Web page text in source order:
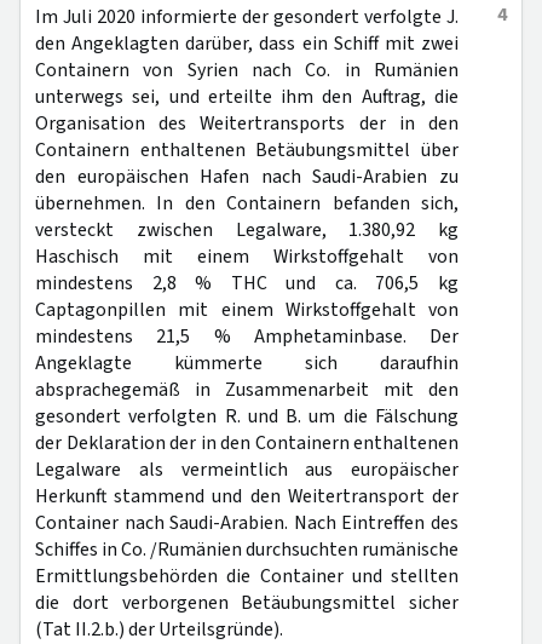
4
Im Juli 2020 informierte der gesondert verfolgte J.
den Angeklagten darüber, dass ein Schiff mit zwei
Containern von Syrien nach Co. in Rumänien
unterwegs sei, und erteilte ihm den Auftrag, die
Organisation des Weitertransports der in den
Containern enthaltenen Betäubungsmittel über
den europäischen Hafen nach Saudi-Arabien zu
übernehmen. In den Containern befanden sich,
versteckt zwischen Legalware, 1.380,92 kg
Haschisch mit einem Wirkstoffgehalt von
mindestens 2,8 % THC und ca. 706,5 kg
Captagonpillen mit einem Wirkstoffgehalt von
mindestens 21,5 % Amphetaminbase. Der
Angeklagte kümmerte sich daraufhin
absprachegemäß in Zusammenarbeit mit den
gesondert verfolgten R. und B. um die Fälschung
der Deklaration der in den Containern enthaltenen
Legalware als vermeintlich aus europäischer
Herkunft stammend und den Weitertransport der
Container nach Saudi-Arabien. Nach Eintreffen des
Schiffes in Co. /Rumänien durchsuchten rumänische
Ermittlungsbehörden die Container und stellten
die dort verborgenen Betäubungsmittel sicher
(Tat II.2.b.) der Urteilsgründe).